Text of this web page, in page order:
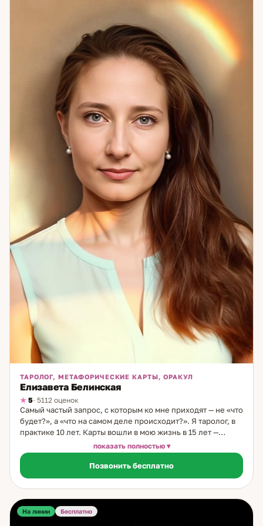
вас, — и то, что идёт против природы. Карты добавляют
динамику: что происходит сейчас, куда движется
ситуация, где точка выбора. Ко мне приходят с вопросами
об отношениях, о работе и деньгах, о себе — когда что-то
не сходится и непонятно почему. Иногда один разговор
переворачивает понимание собственных решений на
годы. Счастье — это когда живёшь в согласии с собой. Не с
ожиданиями других, не с тем, «как правильно» — а с тем,
кто вы есть. Помогаю это найти. Если хотите понять себя
точнее — приходите. Начнём с цифр.
ТАРОЛОГ, МЕТАФОРИЧЕСКИЕ КАРТЫ, ОРАКУЛ
Елизавета Белинская
5· 5112 оценок
Самый частый запрос, с которым ко мне приходят — не «что
будет?», а «что на самом деле происходит?». Я таролог, в
практике 10 лет. Карты вошли в мою жизнь в 15 лет —
сначала игральные, потом Таро, которое с тех пор не
отпускало. Авторский инструмент — расклад «Уравнение с
неизвестным»: показывает одновременно, что человек
демонстрирует открыто, и каковы его истинные
намерения. Особенно точен в ситуациях, когда слова
расходятся с действиями. Темы: отношения и намерения
партнёра; семья и дом; карьера; личные выборы. Если
показать полностью
Позвонить бесплатно
На линии Бесплатно